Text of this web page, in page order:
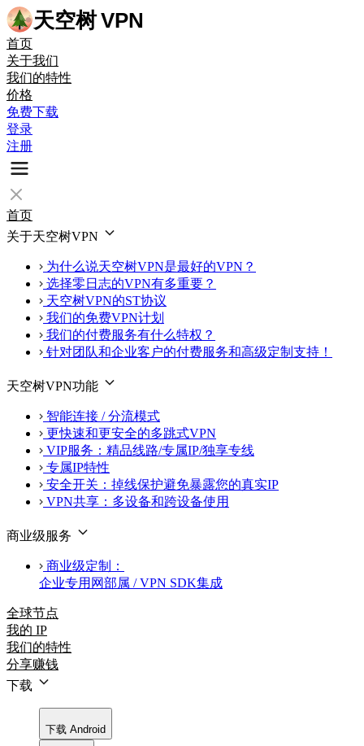
天空树VPN
首页
关于我们
我们的特性
价格
免费下载
登录
注册
首页
关于天空树VPN
为什么说天空树VPN是最好的VPN？
选择零日志的VPN有多重要？
天空树VPN的ST协议
我们的免费VPN计划
我们的付费服务有什么特权？
针对团队和企业客户的付费服务和高级定制支持！
天空树VPN功能
智能连接 / 分流模式
更快速和更安全的多跳式VPN
VIP服务：精品线路/专属IP/独享专线
专属IP特性
安全开关：掉线保护避免暴露您的真实IP
VPN共享：多设备和跨设备使用
商业级服务
商业级定制：
企业专用网部属 / VPN SDK集成
全球节点
我的 IP
我们的特性
分享赚钱
下载
下载 Android